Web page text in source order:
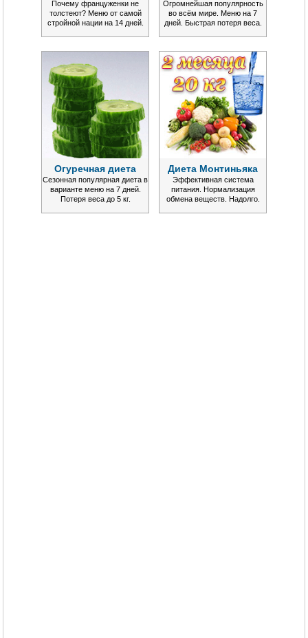
Почему француженки не
толстеют? Меню от самой
стройной нации на 14 дней.
Огромнейшая популярность
во всём мире. Меню на 7
дней. Быстрая потеря веса.
Огуречная диета
Сезонная популярная диета в
варианте меню на 7 дней.
Потеря веса до 5 кг.
Диета Монтиньяка
Эффективная система
питания. Нормализация
обмена веществ. Надолго.